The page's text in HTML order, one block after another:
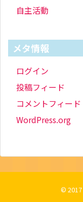
自主活動
メタ情報
ログイン
投稿フィード
コメントフィード
WordPress.org
© 2017